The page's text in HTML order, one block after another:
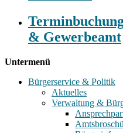
& Gewerbeamt
Untermenü
Bürgerservice & Politik
Aktuelles
Verwaltung &